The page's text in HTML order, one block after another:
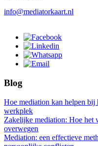
info@mediatorkaart.nl
Blog
Hoe mediation kan helpen bij
werkplek
Zakelijke mediation: Hoe het
overwegen
Mediation: een effectieve